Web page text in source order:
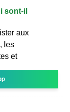
sont-il
aux
les
et